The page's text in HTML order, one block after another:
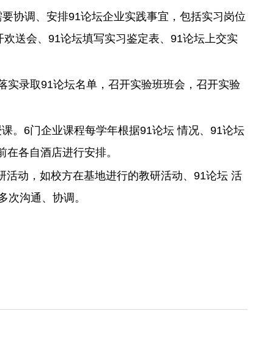
协调、安排91论坛企业实践事宜，包括实习岗位
送会、91论坛填写实习鉴定表、91论坛上交实
实录取91论坛名单，召开实验班班会，召开实验
。6门企业课程每学年根据91论坛 情况、91论坛
各自酒店进行安排。
动，如校方在基地进行的教研活动、91论坛 活
沟通、协调。